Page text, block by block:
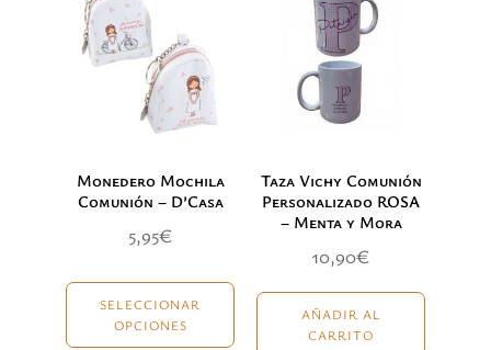
Monedero Mochila
Comunión – D’Casa
5,95€
SELECCIONAR
OPCIONES
Taza Vichy Comunión
Personalizado ROSA
– Menta y Mora
10,90€
AÑADIR AL
CARRITO